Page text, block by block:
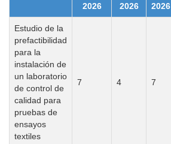
2026
2026
2026
Estudio de la
prefactibilidad
para la
instalación de
un laboratorio
de control de
calidad para
pruebas de
ensayos
textiles
7 4 7